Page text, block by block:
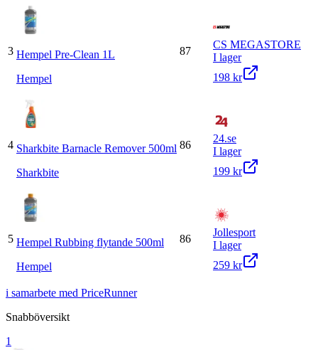
3 Hempel Pre-Clean 1L
Hempel
87
CS MEGASTORE
I lager
198 kr
4 Sharkbite Barnacle Remover 500ml
Sharkbite
86
24.se
I lager
199 kr
5 Hempel Rubbing flytande 500ml
Hempel
86
Jollesport
I lager
259 kr
i samarbete med PriceRunner
Snabböversikt
1